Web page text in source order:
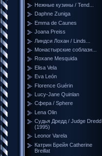
Нежные кузины / Tend...
Daphne Zuniga
Emma de Caunes
Joana Preiss
Линдси Лохан / Linds...
Монастырские соблазн...
Roxane Mesquida
Elisa Vela
Eva León
Florence Guérin
Lucy-Jane Quinlan
Сфера / Sphere
Lena Olin
Судья Дредд / Judge Dredd
(1995)
Leonor Varela
Катрин Брейя Catherine
Breillat